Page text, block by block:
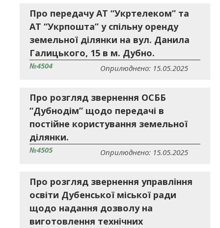
Про передачу АТ “Укртелеком” та
АТ “Укрпошта” у спільну оренду
земельної ділянки на вул. Данила
Галицького, 15 в м. Дубно.
№4504 Оприлюднено: 15.05.2025
Про розгляд звернення ОСББ
“Дубнодім” щодо передачі в
постійне користування земельної
ділянки.
№4505 Оприлюднено: 15.05.2025
Про розгляд звернення управління
освіти Дубенської міської ради
щодо надання дозволу на
виготовлення технічних